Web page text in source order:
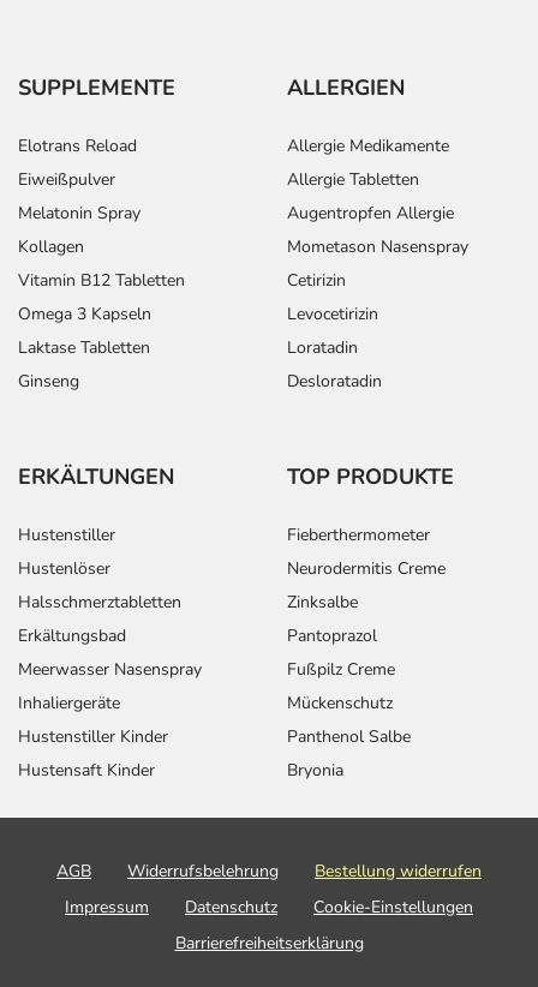
SUPPLEMENTE
Elotrans Reload
Eiweißpulver
Melatonin Spray
Kollagen
Vitamin B12 Tabletten
Omega 3 Kapseln
Laktase Tabletten
Ginseng
ALLERGIEN
Allergie Medikamente
Allergie Tabletten
Augentropfen Allergie
Mometason Nasenspray
Cetirizin
Levocetirizin
Loratadin
Desloratadin
ERKÄLTUNGEN
Hustenstiller
Hustenlöser
Halsschmerztabletten
Erkältungsbad
Meerwasser Nasenspray
Inhaliergeräte
Hustenstiller Kinder
Hustensaft Kinder
TOP PRODUKTE
Fieberthermometer
Neurodermitis Creme
Zinksalbe
Pantoprazol
Fußpilz Creme
Mückenschutz
Panthenol Salbe
Bryonia
AGB Widerrufsbelehrung
Bestellung widerrufen
Impressum
Datenschutz
Cookie-Einstellungen
Barrierefreiheitserklärung